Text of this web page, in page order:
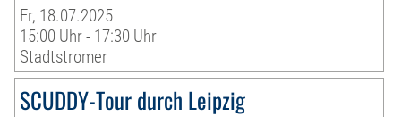
Fr, 18.07.2025
15:00 Uhr - 17:30 Uhr
Stadtstromer
SCUDDY-Tour durch Leipzig